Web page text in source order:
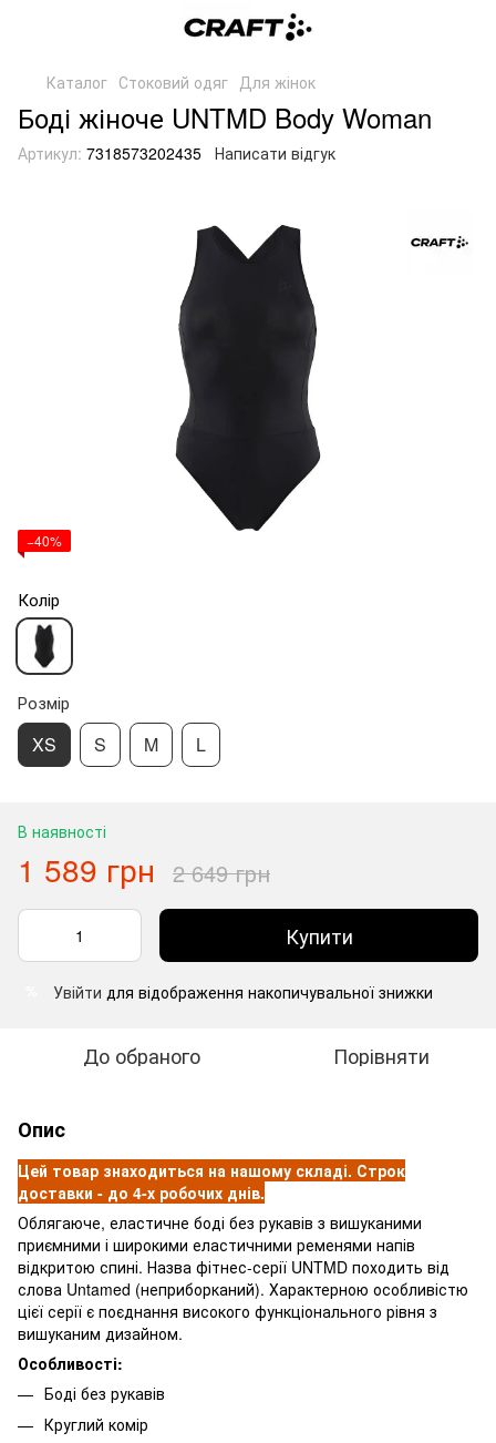
Каталог Стоковий одяг Для жінок
Боді жіноче UNTMD Body Woman
Артикул: 7318573202435 Написати відгук
−40%
Колір
Розмір
XS S M L
В наявності
1 589 грн 2 649 грн
Купити
Увійти для відображення накопичувальної знижки
До обраного Порівняти
Опис
Цей товар знаходиться на нашому складі. Строк
доставки - до 4-х робочих днів.
Облягаюче, еластичне боді без рукавів з вишуканими
приємними і широкими еластичними ременями напів
відкритою спині. Назва фітнес-серії UNTMD походить від
слова Untamed (неприборканий). Характерною особливістю
цієї серії є поєднання високого функціонального рівня з
вишуканим дизайном.
Особливості:
Боді без рукавів
Круглий комір